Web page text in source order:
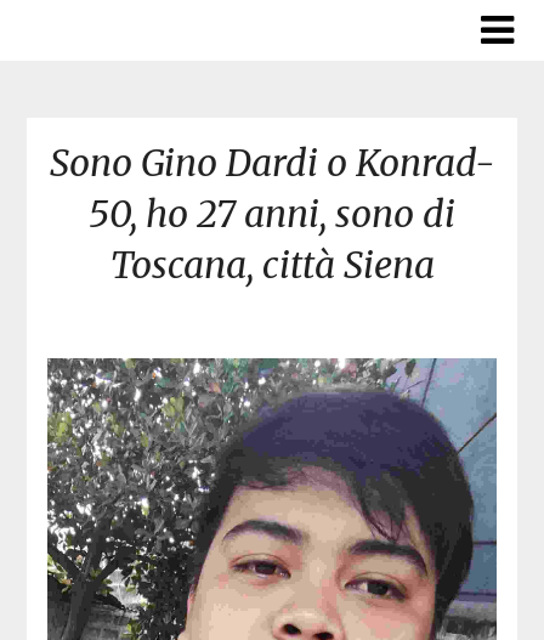
Sono Gino Dardi o Konrad-
50, ho 27 anni, sono di
Toscana, città Siena